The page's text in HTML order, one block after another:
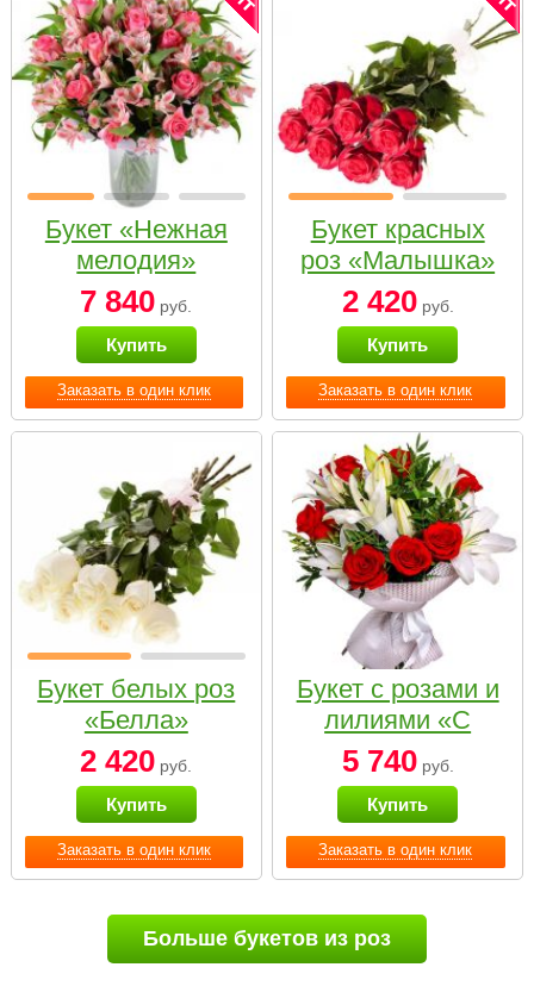
Заказать в один клик
Букет «Нежная
мелодия»
7 840 руб.
Купить
Заказать в один клик
Букет красных
роз «Малышка»
2 420руб.
Купить
Заказать в один клик
Букет белых роз
«Белла»
2 420 руб.
Купить
Заказать в один клик
Букет с розами и
лилиями «С
наилучшими
пожеланиями»
5 740руб.
Купить
Больше букетов из роз